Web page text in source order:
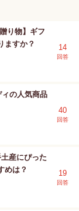
り物】ギフ
ますか？
14
回答
の人気商品
40
回答
産にぴった
めは？
19
回答